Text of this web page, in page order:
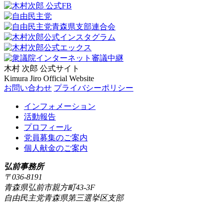
木村 次郎 公式サイト
Kimura Jiro Official Website
お問い合わせ プライバシーポリシー
インフォメーション
活動報告
プロフィール
党員募集のご案内
個人献金のご案内
弘前事務所
〒036-8191
青森県弘前市親方町43-3F
自由民主党青森県第三選挙区支部